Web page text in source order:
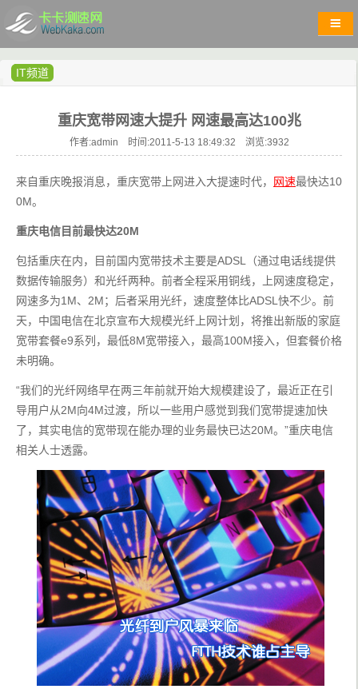
IT频道
重庆宽带网速大提升 网速最高达100兆
作者:admin 时间:2011-5-13 18:49:32 浏览:3932
来自重庆晚报消息，重庆宽带上网进入大提速时代， 网速最快达10
0M。
重庆电信目前最快达20M
包括重庆在内，目前国内宽带技术主要是ADSL（通过电话线提供
数据传输服务）和光纤两种。前者全程采用铜线，上网速度稳定，
网速多为1M、2M；后者采用光纤，速度整体比ADSL快不少。前
天，中国电信在北京宣布大规模光纤上网计划，将推出新版的家庭
宽带套餐e9系列，最低8M宽带接入，最高100M接入，但套餐价格
未明确。
“我们的光纤网络早在两三年前就开始大规模建设了，最近正在引
导用户从2M向4M过渡，所以一些用户感觉到我们宽带提速加快
了，其实电信的宽带现在能办理的业务最快已达20M。”重庆电信
相关人士透露。